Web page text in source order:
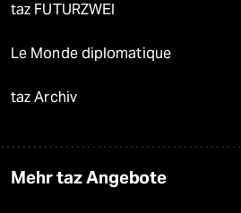
taz FUTURZWEI
Le Monde diplomatique
taz Archiv
Mehr taz Angebote